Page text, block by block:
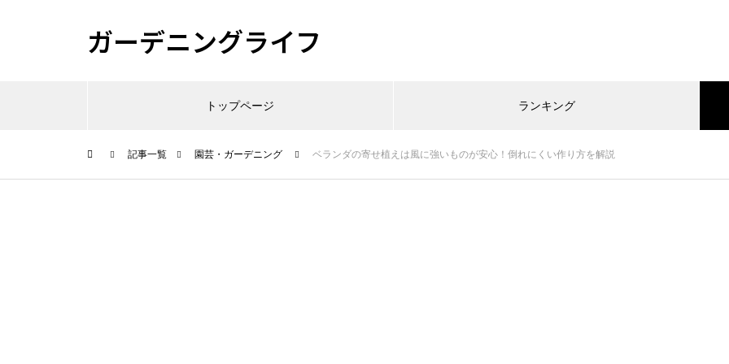
ガーデニングライフ
トップページ ランキング
記事一覧 園芸・ガーデニング ベランダの寄せ植えは風に強いものが安心！倒れにくい作り方を解説